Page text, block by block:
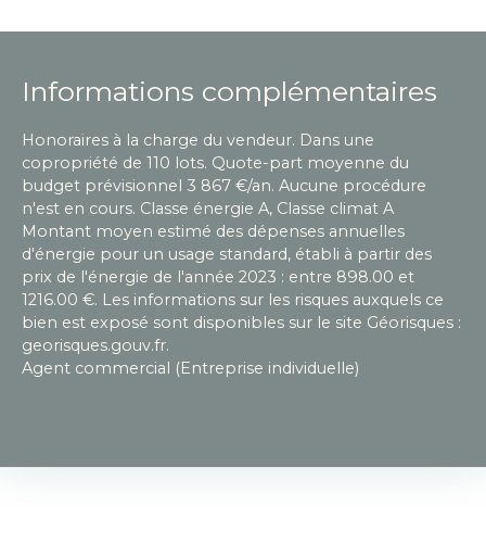
Informations complémentaires
Honoraires à la charge du vendeur. Dans une
copropriété de 110 lots. Quote-part moyenne du
budget prévisionnel 3 867 €/an. Aucune procédure
n'est en cours. Classe énergie A, Classe climat A
Montant moyen estimé des dépenses annuelles
d'énergie pour un usage standard, établi à partir des
prix de l'énergie de l'année 2023 : entre 898.00 et
1216.00 €. Les informations sur les risques auxquels ce
bien est exposé sont disponibles sur le site Géorisques :
georisques.gouv.fr.
Agent commercial (Entreprise individuelle)